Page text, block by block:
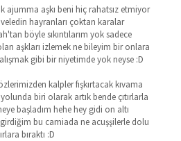
ajumma aşkı beni hiç rahatsız etmiyor
veledin hayranları çoktan karalar
böyle sıkıntılarım yok sadece
aşkları izlemek ne bileyim bir onlara
gibi bir niyetimde yok neyse :D
kalpler fışkırtacak kıvama
biri olarak artık bende çıtırlarla
başladım hehe hey gidi on altı
bu camiada ne acuşşilerle dolu
bıraktı :D